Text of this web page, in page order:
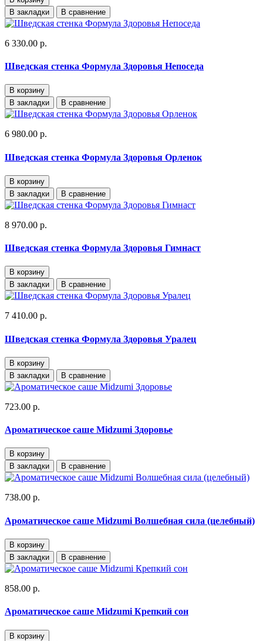
В закладки
В сравнение
6 330.00 р.
Шведская стенка Формула Здоровья Непоседа
В корзину
В закладки
В сравнение
6 980.00 р.
Шведская стенка Формула Здоровья Орленок
В корзину
В закладки
В сравнение
8 970.00 р.
Шведская стенка Формула Здоровья Гимнаст
В корзину
В закладки
В сравнение
7 410.00 р.
Шведская стенка Формула Здоровья Уралец
В корзину
В закладки
В сравнение
723.00 р.
Ароматическое саше Midzumi Здоровье
В корзину
В закладки
В сравнение
738.00 р.
Ароматическое саше Midzumi Волшебная сила (целебный)
В корзину
В закладки
В сравнение
858.00 р.
Ароматическое саше Midzumi Крепкий сон
В корзину